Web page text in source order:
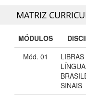
MATRIZ
MÓDULOS
Mód. 01
LIBRAS
LÍNGUA
SINAIS